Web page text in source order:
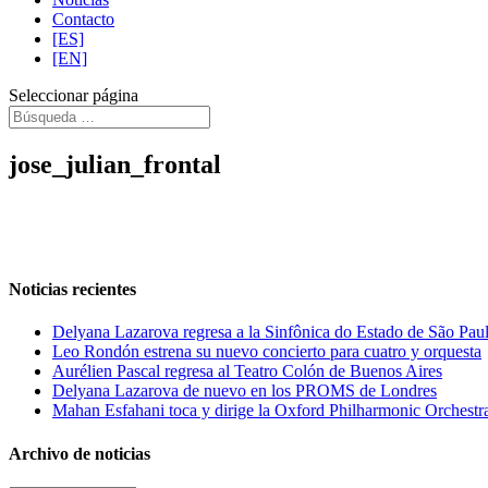
Contacto
[ES]
[EN]
Seleccionar página
jose_julian_frontal
Noticias recientes
Delyana Lazarova regresa a la Sinfônica do Estado de São
Leo Rondón estrena su nuevo concierto para cuatro y orquesta
Aurélien Pascal regresa al Teatro Colón de Buenos Aires
Delyana Lazarova de nuevo en los PROMS de Londres
Mahan Esfahani toca y dirige la Oxford Philharmonic
Archivo de noticias